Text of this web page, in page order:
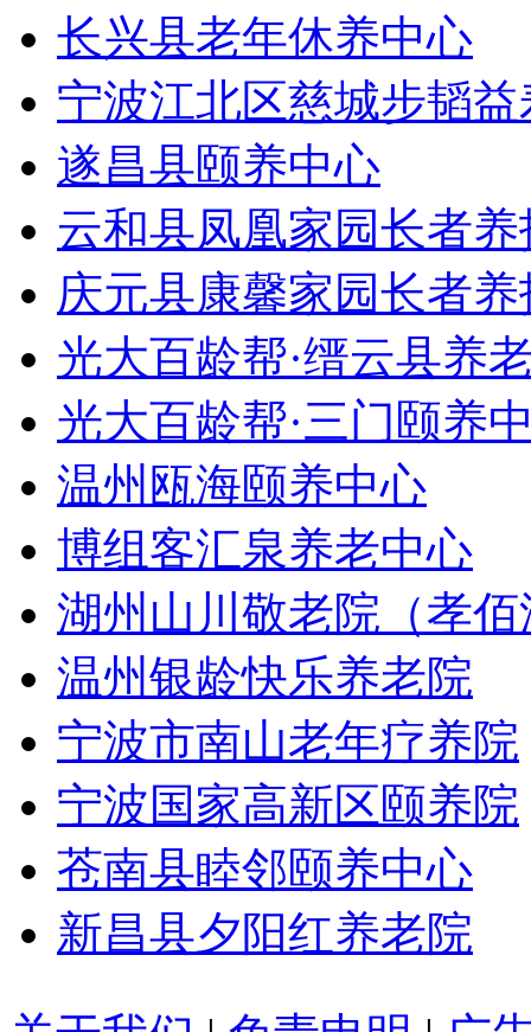
长兴县老年休养中心
宁波江北区慈城步韬益
遂昌县颐养中心
云和县凤凰家园长者
庆元县康馨家园长者
光大百龄帮·缙云县养
光大百龄帮·三门颐养
温州瓯海颐养中心
博组客汇泉养老中心
湖州山川敬老院（孝
温州银龄快乐养老院
宁波市南山老年疗养院
宁波国家高新区颐养院
苍南县睦邻颐养中心
新昌县夕阳红养老院